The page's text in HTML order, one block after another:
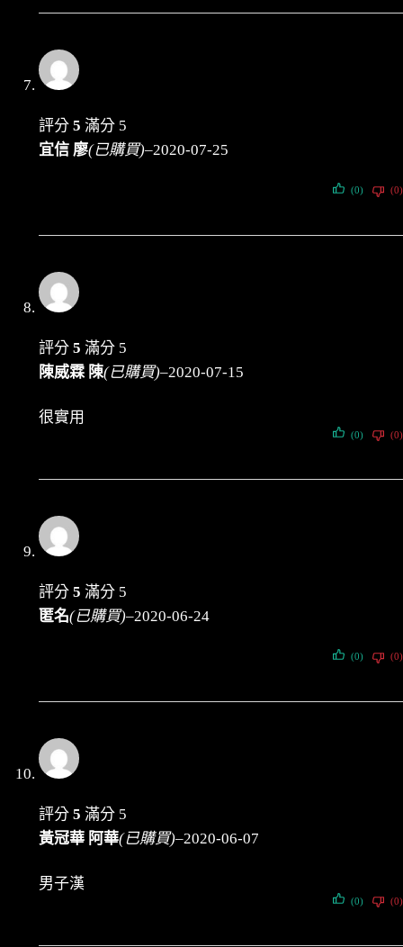
評分 5 滿分 5
宜信 廖(已購買)–2020-07-25
(0) (0)
評分 5 滿分 5
陳威霖 陳(已購買)–2020-07-15
很實用
(0) (0)
評分 5 滿分 5
匿名(已購買)–2020-06-24
(0) (0)
評分 5 滿分 5
黃冠華 阿華(已購買)–2020-06-07
男子漢
(0) (0)